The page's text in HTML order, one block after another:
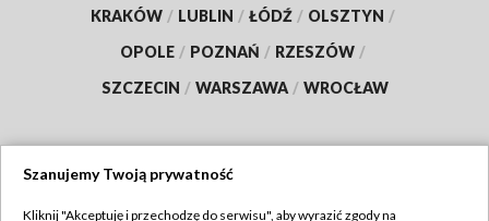
KRAKÓW / LUBLIN / ŁÓDŹ / OLSZTYN /
OPOLE / POZNAŃ / RZESZÓW /
SZCZECIN / WARSZAWA / WROCŁAW
Szanujemy Twoją prywatność
Kliknij "Akceptuję i przechodzę do serwisu", aby wyrazić zgody na